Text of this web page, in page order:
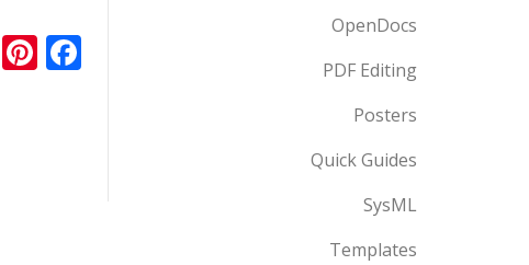
OpenDocs
PDF Editing
Posters
Quick Guides
SysML
Templates